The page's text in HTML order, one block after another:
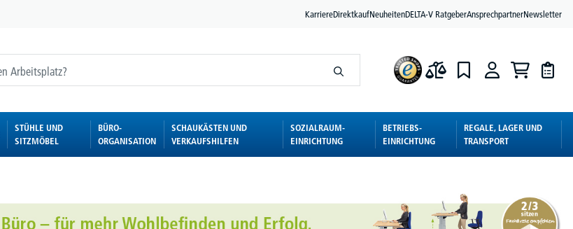
KarriereDirektkaufNeuheitenDELTA-V RatgeberAnsprechpartnerNewsletter
STÜHLE UND
SITZMÖBEL
BÜRO-
ORGANISATION
SCHAUKÄSTEN UND
VERKAUFSHILFEN
SOZIALRAUM-
EINRICHTUNG
BETRIEBS-
EINRICHTUNG
REGALE, LAGER UND
TRANSPORT